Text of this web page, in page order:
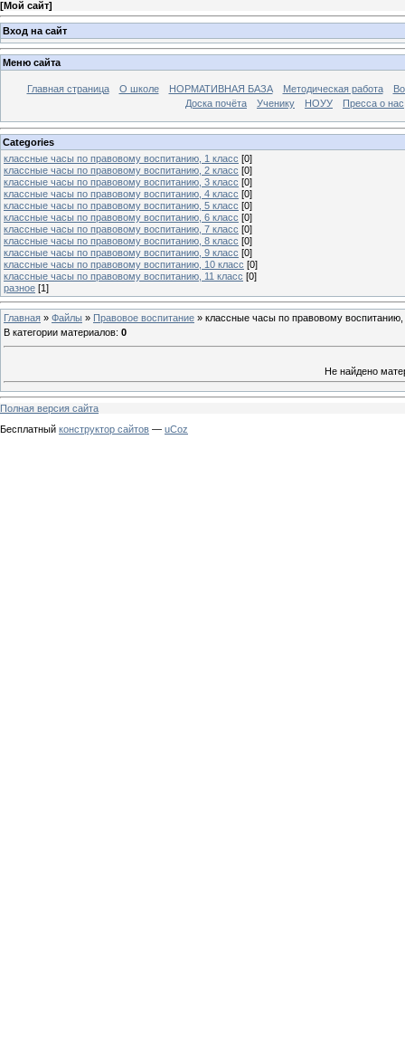
[Мой сайт]
Вход на сайт
Меню сайта
Главная страница О школе НОРМАТИВНАЯ БАЗА Методическая работа
Доска почёта
Ученику НОУУ Пресса о нас
Categories
классные часы по правовому воспитанию, 1 класс [0]
классные часы по правовому воспитанию, 2 класс [0]
классные часы по правовому воспитанию, 3 класс [0]
классные часы по правовому воспитанию, 4 класс [0]
классные часы по правовому воспитанию, 5 класс [0]
классные часы по правовому воспитанию, 6 класс [0]
классные часы по правовому воспитанию, 7 класс [0]
классные часы по правовому воспитанию, 8 класс [0]
классные часы по правовому воспитанию, 9 класс [0]
классные часы по правовому воспитанию, 10 класс [0]
классные часы по правовому воспитанию, 11 класс [0]
разное [1]
Главная » Файлы » Правовое воспитание » классные часы по правовому воспитанию,
В категории материалов: 0
Не найдено
Полная версия сайта
Бесплатный конструктор сайтов — uCoz